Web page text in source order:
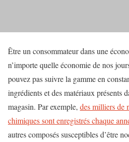
Être un consommateur dans une
n’importe quelle économie de nos
pouvez pas suivre la gamme en
ingrédients et des matériaux présents
magasin. Par exemple, des milliers de
chimiques sont enregistrés chaque
autres composés susceptibles d’être